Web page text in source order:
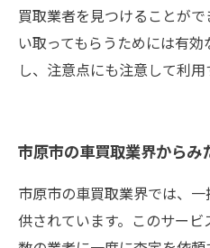
買取業者を見つけることが
い取ってもらうためには有
し、注意点にも注意して利用
市原市の車買取業界からみ
市原市の車買取業界では、
供されています。このサー